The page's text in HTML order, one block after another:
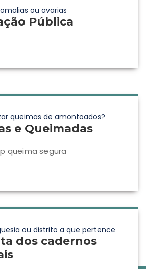
ou avarias
Pública
queimas de amontoados?
e Queimadas
queima segura
ou distrito a que pertence
dos cadernos